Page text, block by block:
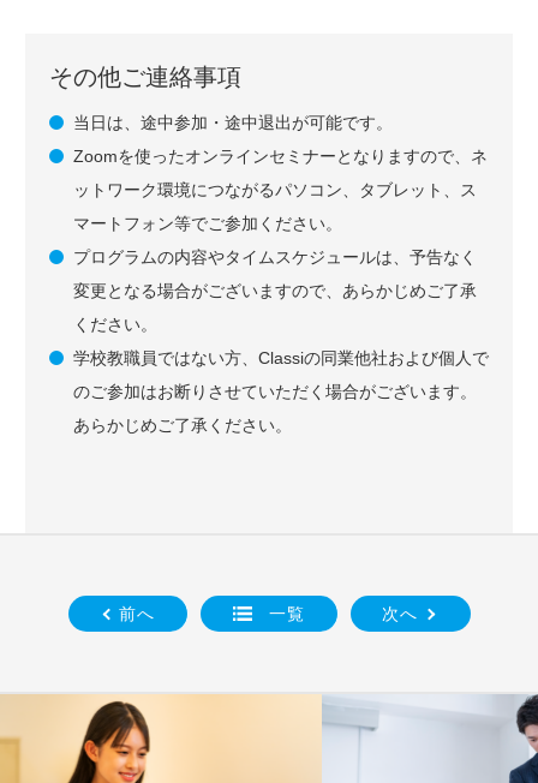
その他ご連絡事項
当日は、途中参加・途中退出が可能です。
Zoomを使ったオンラインセミナーとなりますので、ネ
ットワーク環境につながるパソコン、タブレット、ス
マートフォン等でご参加ください。
プログラムの内容やタイムスケジュールは、予告なく
変更となる場合がございますので、あらかじめご了承
ください。
学校教職員ではない方、Classiの同業他社および個人で
のご参加はお断りさせていただく場合がございます。
あらかじめご了承ください。
前へ 一覧 次へ